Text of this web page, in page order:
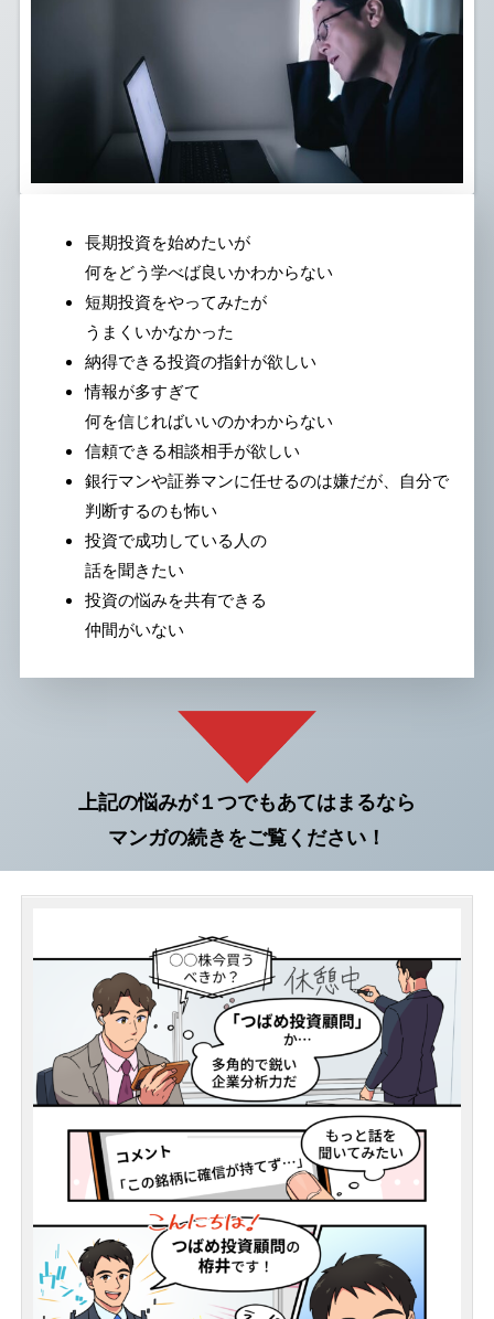
長期投資を始めたいが
何をどう学べば良いかわからない
短期投資をやってみたが
うまくいかなかった
納得できる投資の指針が欲しい
情報が多すぎて
何を信じればいいのかわからない
信頼できる相談相手が欲しい
銀行マンや証券マンに任せるのは嫌だが、自分で
判断するのも怖い
投資で成功している人の
話を聞きたい
投資の悩みを共有できる
仲間がいない
上記の悩みが１つでもあてはまるなら
マンガの続きをご覧ください！